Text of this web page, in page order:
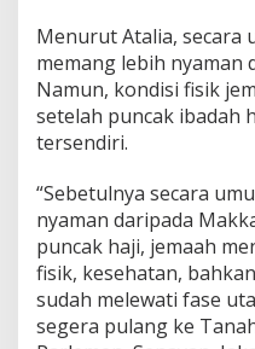
a
n
g
L
i
A
d
a
y
n
g
Menurut Atalia, secara
memang lebih nyaman
Namun, kondisi fisik
setelah puncak ibadah
tersendiri.
“Sebetulnya secara
nyaman daripada
puncak haji, jemaah
fisik, kesehatan,
sudah melewati fase
segera pulang ke